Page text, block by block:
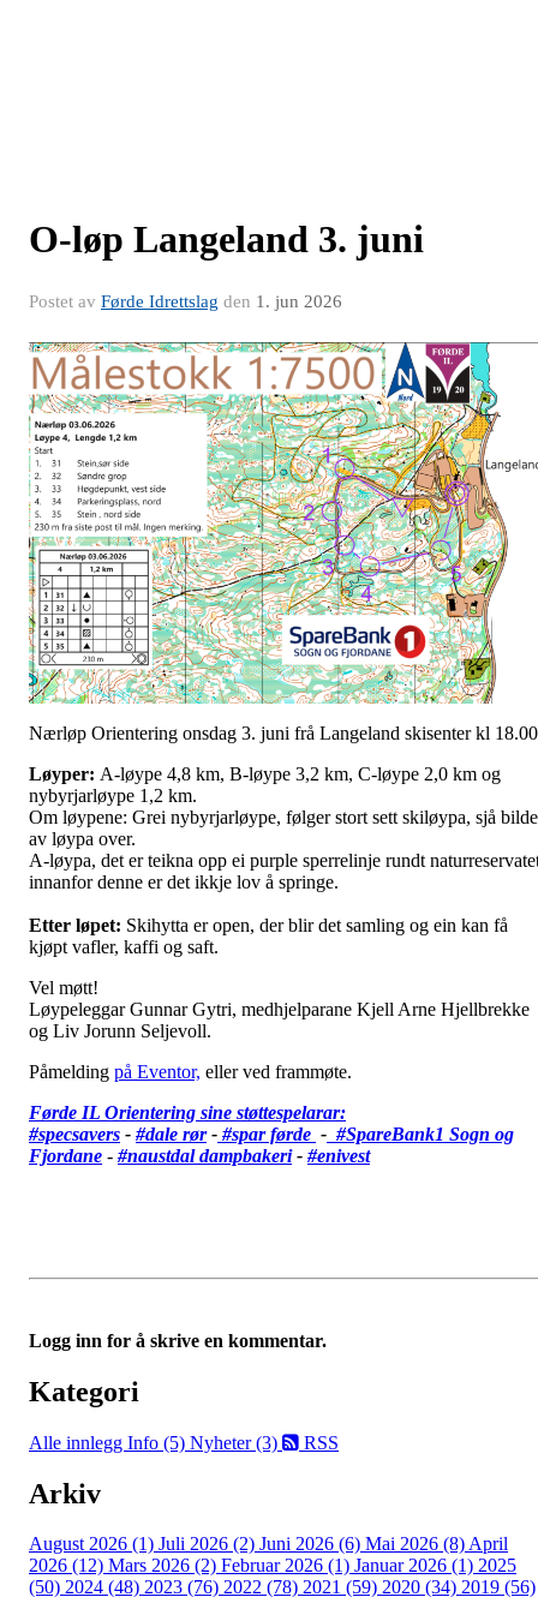
O-løp Langeland 3. juni
Postet av Førde Idrettslag den 1. jun 2026
Nærløp Orientering onsdag 3. juni frå Langeland skisenter kl
Løyper: A-løype 4,8 km, B-løype 3,2 km, C-løype 2,0 km og
nybyrjarløype 1,2 km.
Om løypene: Grei nybyrjarløype, følger stort sett skiløypa, sjå bilde
av løypa over.
A-løypa, det er teikna opp ei purple sperrelinje rundt
innanfor denne er det ikkje lov å springe.
Etter løpet: Skihytta er open, der blir det samling og ein kan få
kjøpt vafler, kaffi og saft.
Vel møtt!
Løypeleggar Gunnar Gytri, medhjelparane Kjell Arne Hjellbrekke
og Liv Jorunn Seljevoll.
Påmelding på Eventor, eller ved frammøte.
Førde IL Orientering sine støttespelarar:
#specsavers - #dale rør- #spar førde - #SpareBank1 Sogn og
Fjordane - #naustdal dampbakeri - #enivest
Logg inn for å skrive en kommentar.
Kategori
Alle innlegg Info (5) Nyheter (3) RSS
Arkiv
August 2026 (1) Juli 2026 (2) Juni 2026 (6) Mai 2026 (8)April
2026 (12) Mars 2026 (2) Februar 2026 (1) Januar 2026 (1) 2025
(50) 2024 (48) 2023 (76) 2022 (78) 2021 (59) 2020 (34) 2019 (56)